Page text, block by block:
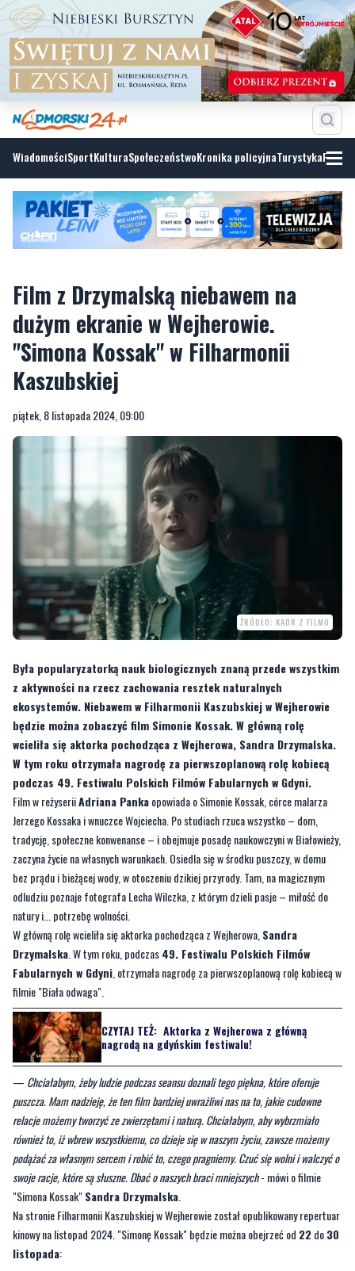
WiadomościSportKulturaSpołeczeństwoKronika policyjnaTurystyka
Film z Drzymalską niebawem na
dużym ekranie w Wejherowie.
"Simona Kossak" w Filharmonii
Kaszubskiej
piątek, 8 listopada 2024, 09:00
ŹRÓDŁO: KADR Z FILMU
Była popularyzatorką nauk biologicznych znaną przede wszystkim
z aktywności na rzecz zachowania resztek naturalnych
ekosystemów. Niebawem w Filharmonii Kaszubskiej w Wejherowie
będzie można zobaczyć film Simonie Kossak. W główną rolę
wcieliła się aktorka pochodząca z Wejherowa, Sandra Drzymalska.
W tym roku otrzymała nagrodę za pierwszoplanową rolę kobiecą
podczas 49. Festiwalu Polskich Filmów Fabularnych w Gdyni.
Film w reżyseriiAdriana Pankaopowiada o Simonie Kossak, córce malarza
Jerzego Kossaka i wnuczce Wojciecha. Po studiach rzuca wszystko – dom,
tradycję, społeczne konwenanse – i obejmuje posadę naukowczyni w Białowieży,
zaczyna życie na własnych warunkach. Osiedla się w środku puszczy, w domu
bez prądu i bieżącej wody, w otoczeniu dzikiej przyrody. Tam, na magicznym
odludziu poznaje fotografa Lecha Wilczka, z którym dzieli pasje – miłość do
natury i... potrzebę wolności.
W główną rolę wcieliła się aktorka pochodząca z Wejherowa, Sandra
Drzymalska . W tym roku, podczas49. Festiwalu Polskich Filmów
Fabularnych w Gdyni , otrzymała nagrodę za pierwszoplanową rolę kobiecą w
filmie "Biała odwaga".
CZYTAJ TEŻ: Aktorka z Wejherowa z główną
nagrodą na gdyńskim festiwalu!
— Chciałabym, żeby ludzie podczas seansu doznali tego piękna, które oferuje
puszcza. Mam nadzieję, że ten film bardziej uwrażliwi nas na to, jakie cudowne
relacje możemy tworzyć ze zwierzętami i naturą. Chciałabym, aby wybrzmiało
również to, iż wbrew wszystkiemu, co dzieje się w naszym życiu, zawsze możemy
podążać za własnym sercem i robić to, czego pragniemy. Czuć się wolni i walczyć o
swoje racje, które są słuszne. Dbać o naszych braci mniejszych- mówi o filmie
"Simona Kossak"Sandra Drzymalska
Na stronie Filharmonii Kaszubskiej w Wejherowie został opublikowany repertuar
kinowy na listopad 2024. "Simonę Kossak" będzie można obejrzeć od 22do30
listopada: